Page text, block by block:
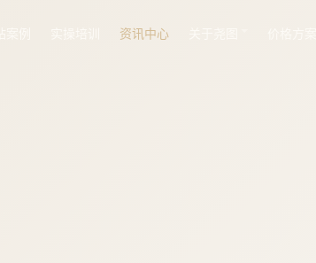
资讯中心